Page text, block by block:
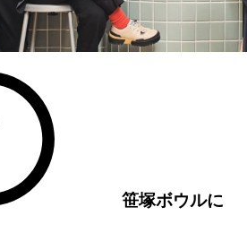
笹塚ボウルに